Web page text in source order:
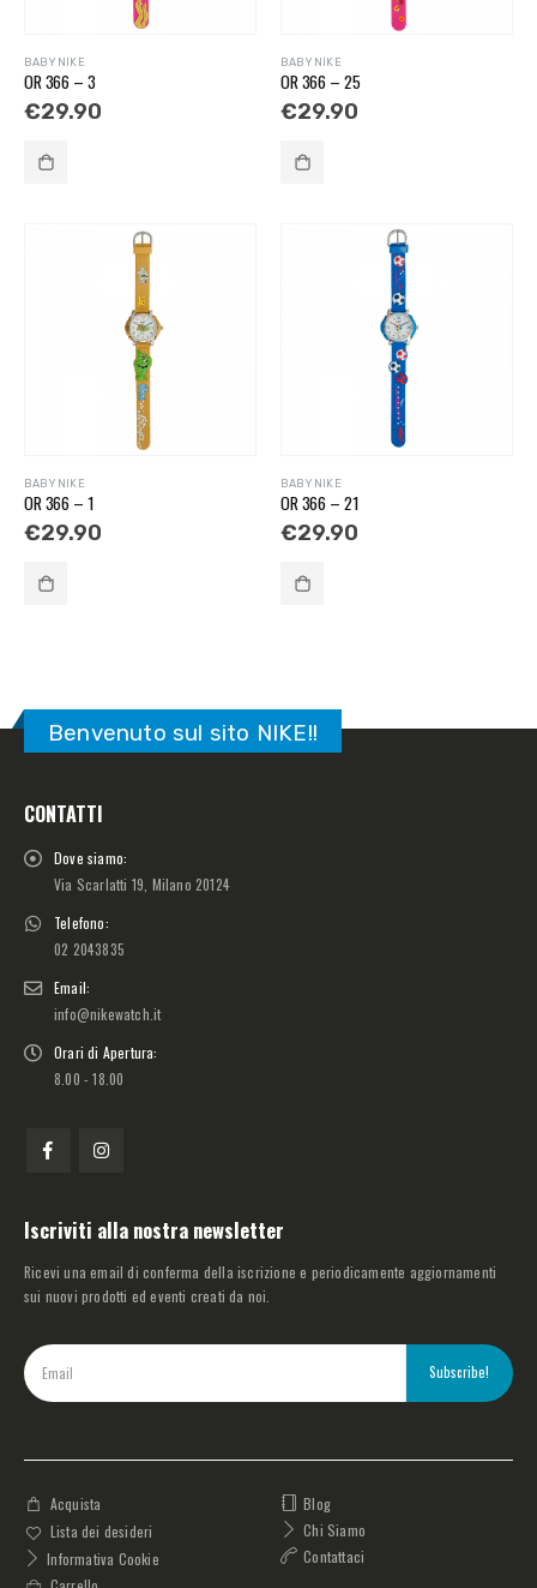
BABY NIKE
OR 366 – 3
€29.90
BABY NIKE
OR 366 – 25
€29.90
BABY NIKE
OR 366 – 1
€29.90
BABY NIKE
OR 366 – 21
€29.90
Benvenuto sul sito NIKE!!
CONTATTI
Dove siamo:
Via Scarlatti 19, Milano 20124
Telefono:
02 2043835
Email:
info@nikewatch.it
Orari di Apertura:
8.00 - 18.00
Iscriviti alla nostra newsletter
Ricevi una email di conferma della iscrizione e periodicamente aggiornamenti
sui nuovi prodotti ed eventi creati da noi.
Acquista
Lista dei desideri
Informativa Cookie
Blog
Chi Siamo
Contattaci